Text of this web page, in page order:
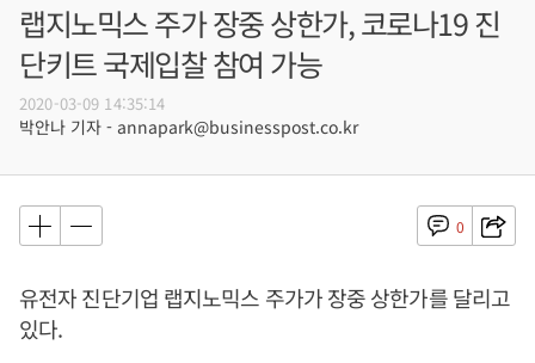
랩지노믹스 주가 장중 상한가, 코로나19 진
단키트 국제입찰 참여 가능
2020-03-09 14:35:14
박안나 기자 - annapark@businesspost.co.kr
0
유전자 진단기업 랩지노믹스 주가가 장중 상한가를 달리고
있다.